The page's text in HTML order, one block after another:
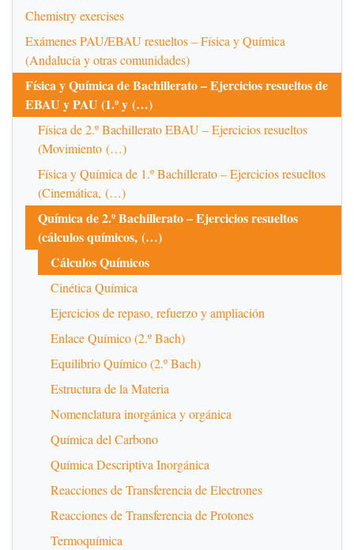
Chemistry exercises
Exámenes PAU/EBAU resueltos – Física y Química
(Andalucía y otras comunidades)
Física y Química de Bachillerato – Ejercicios resueltos de
EBAU y PAU (1.º y (…)
Física de 2.º Bachillerato EBAU – Ejercicios resueltos
(Movimiento (…)
Física y Química de 1.º Bachillerato – Ejercicios resueltos
(Cinemática, (…)
Química de 2.º Bachillerato – Ejercicios resueltos
(cálculos químicos, (…)
Cálculos Químicos
Cinética Química
Ejercicios de repaso, refuerzo y ampliación
Enlace Químico (2.º Bach)
Equilibrio Químico (2.º Bach)
Estructura de la Materia
Nomenclatura inorgánica y orgánica
Química del Carbono
Química Descriptiva Inorgánica
Reacciones de Transferencia de Electrones
Reacciones de Transferencia de Protones
Termoquímica